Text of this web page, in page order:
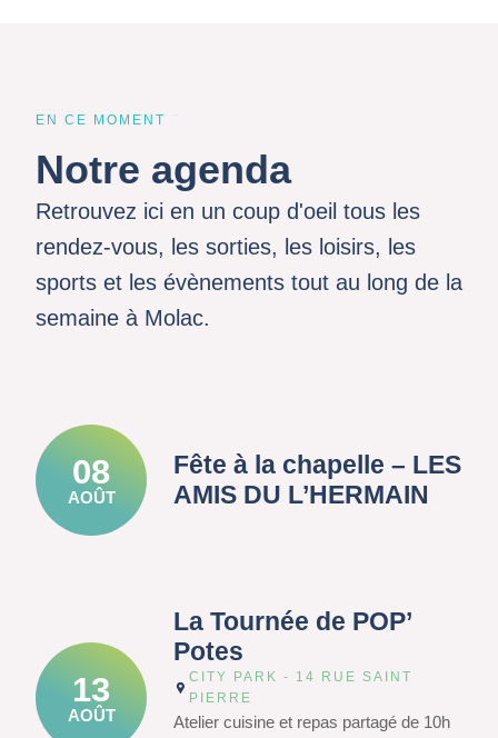
EN CE MOMENT
Notre agenda
Retrouvez ici en un coup d'oeil tous les
rendez-vous, les sorties, les loisirs, les
sports et les évènements tout au long de la
semaine à Molac.
08
AOÛT
Fête à la chapelle – LES
AMIS DU L’HERMAIN
13
AOÛT
La Tournée de POP’
Potes
CITY PARK - 14 RUE SAINT
PIERRE
Atelier cuisine et repas partagé de 10h